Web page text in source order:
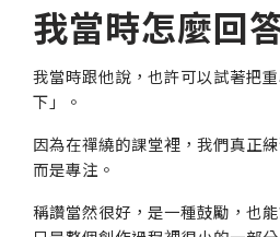
我當時怎麼回
我當時跟他說，也許可以試著把
下」。
因為在禪繞的課堂裡，我們真正
而是專注。
稱讚當然很好，是一種鼓勵，也